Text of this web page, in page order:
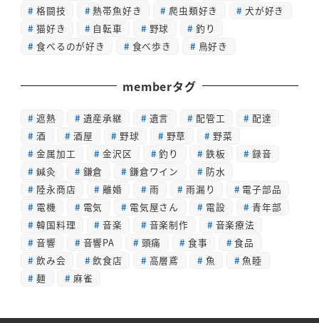
格闘技
熱帯魚好き 爬虫類好き
犬が好き
猫好き
自転車 野球
釣り
食べるのが好き
食べ歩き 鳥好き
memberタグ
遮熱 遺産承継 遺言 配管工
配達
酒
酒屋 野球 野草
野菜
金属加工
金沢区 釣り 鉄板
録音
鍼灸
鎌倉 鎌倉ワイン
防水
陸永商店
離婚 雨 雨漏り
電子部品
電機
電気 電気屋さん 電設
青年部
韓国料理
音楽 音楽制作
音楽療法
音響
音響PA 頭痛 食事
食品
飲み会
飲食店 高層鳶 魚
魚睦
麺
麻雀